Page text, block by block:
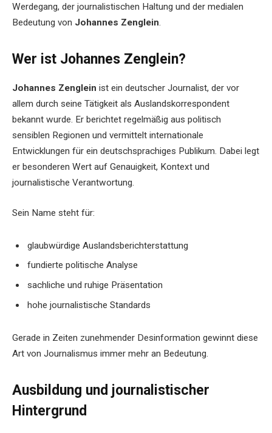
Werdegang, der journalistischen Haltung und der medialen
Bedeutung von Johannes Zenglein.
Wer ist Johannes Zenglein?
Johannes Zenglein ist ein deutscher Journalist, der vor
allem durch seine Tätigkeit als Auslandskorrespondent
bekannt wurde. Er berichtet regelmäßig aus politisch
sensiblen Regionen und vermittelt internationale
Entwicklungen für ein deutschsprachiges Publikum. Dabei legt
er besonderen Wert auf Genauigkeit, Kontext und
journalistische Verantwortung.
Sein Name steht für:
glaubwürdige Auslandsberichterstattung
fundierte politische Analyse
sachliche und ruhige Präsentation
hohe journalistische Standards
Gerade in Zeiten zunehmender Desinformation gewinnt diese
Art von Journalismus immer mehr an Bedeutung.
Ausbildung und journalistischer
Hintergrund